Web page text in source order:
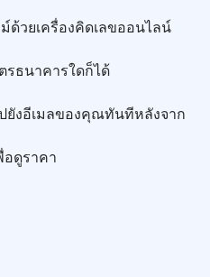
วยเครื่องคิดเลขออนไลน์
รธนาคารใดก็ได้
ยังอีเมลของคุณทันทีหลังจาก
อดูราคา